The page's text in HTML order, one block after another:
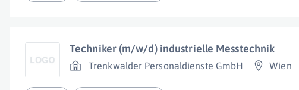
Techniker (m/w/d) industrielle Messtechnik
Trenkwalder Personaldienste GmbH Wien